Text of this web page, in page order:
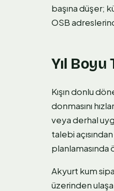
başına düşer;
OSB
Yıl
Kışın donlu
donmasını
veya derhal
talebi
planlamasında
Akyurt kum
üzerinden